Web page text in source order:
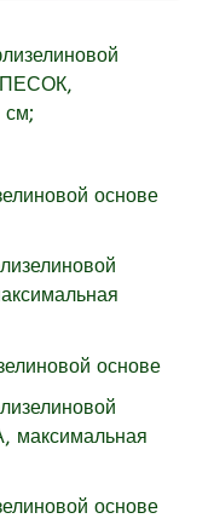
ПЕСОК,
см;
максимальная